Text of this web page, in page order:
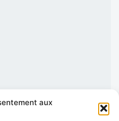
aux
16h30